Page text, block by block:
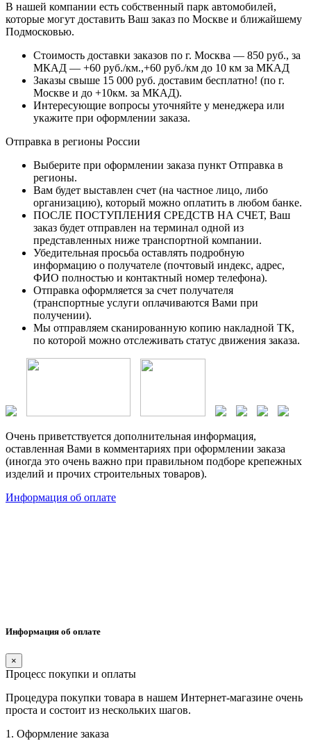
В нашей компании есть собственный парк автомобилей,
которые могут доставить Ваш заказ по Москве и ближайшему
Подмосковью.
Стоимость доставки заказов по г. Москва — 850 руб., за
МКАД — +60 руб./км.,+60 руб./км до 10 км за МКАД
Заказы свыше 15 000 руб. доставим бесплатно! (по г.
Москве и до +10км. за МКАД).
Интересующие вопросы уточняйте у менеджера или
укажите при оформлении заказа.
Отправка в регионы России
Выберите при оформлении заказа пункт Отправка в
регионы.
Вам будет выставлен счет (на частное лицо, либо
организацию), который можно оплатить в любом банке.
ПОСЛЕ ПОСТУПЛЕНИЯ СРЕДСТВ НА СЧЕТ, Ваш
заказ будет отправлен на терминал одной из
представленных ниже транспортной компании.
Убедительная просьба оставлять подробную
информацию о получателе (почтовый индекс, адрес,
ФИО полностью и контактный номер телефона).
Отправка оформляется за счет получателя
(транспортные услуги оплачиваются Вами при
получении).
Мы отправляем сканированную копию накладной ТК,
по которой можно отслеживать статус движения заказа.
Очень приветствуется дополнительная информация,
оставленная Вами в комментариях при оформлении заказа
(иногда это очень важно при правильном подборе крепежных
изделий и прочих строительных товаров).
Информация об оплате
Информация об оплате
×
Процесс покупки и оплаты
Процедура покупки товара в нашем Интернет-магазине очень
проста и состоит из нескольких шагов.
1. Оформление заказа